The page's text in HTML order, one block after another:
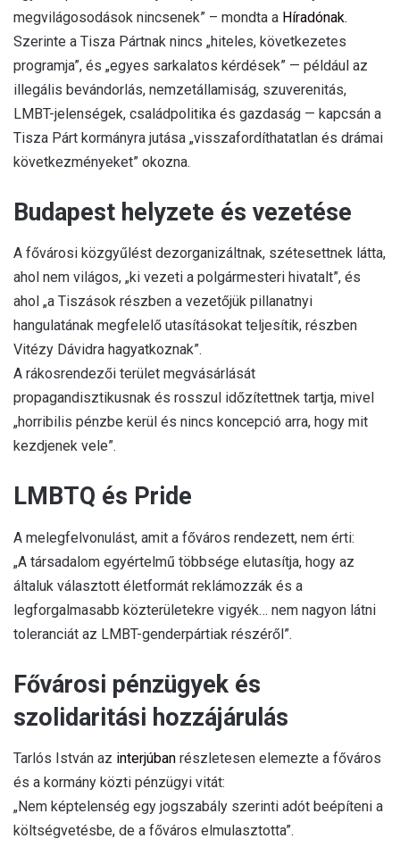
megvilágosodások nincsenek” – mondta a Híradónak.
Szerinte a Tisza Pártnak nincs „hiteles, következetes
programja”, és „egyes sarkalatos kérdések” — például az
illegális bevándorlás, nemzetállamiság, szuverenitás,
LMBT-jelenségek, családpolitika és gazdaság — kapcsán a
Tisza Párt kormányra jutása „visszafordíthatatlan és drámai
következményeket” okozna.
Budapest helyzete és vezetése
A fővárosi közgyűlést dezorganizáltnak, szétesettnek látta,
ahol nem világos, „ki vezeti a polgármesteri hivatalt”, és
ahol „a Tiszások részben a vezetőjük pillanatnyi
hangulatának megfelelő utasításokat teljesítik, részben
Vitézy Dávidra hagyatkoznak”.
A rákosrendezői terület megvásárlását
propagandisztikusnak és rosszul időzítettnek tartja, mivel
„horribilis pénzbe kerül és nincs koncepció arra, hogy mit
kezdjenek vele”.
LMBTQ és Pride
A melegfelvonulást, amit a főváros rendezett, nem érti:
„A társadalom egyértelmű többsége elutasítja, hogy az
általuk választott életformát reklámozzák és a
legforgalmasabb közterületekre vigyék… nem nagyon látni
toleranciát az LMBT-genderpártiak részéről”.
Fővárosi pénzügyek és
szolidaritási hozzájárulás
Tarlós István az interjúban részletesen elemezte a főváros
és a kormány közti pénzügyi vitát:
„Nem képtelenség egy jogszabály szerinti adót beépíteni a
költségvetésbe, de a főváros elmulasztotta”.